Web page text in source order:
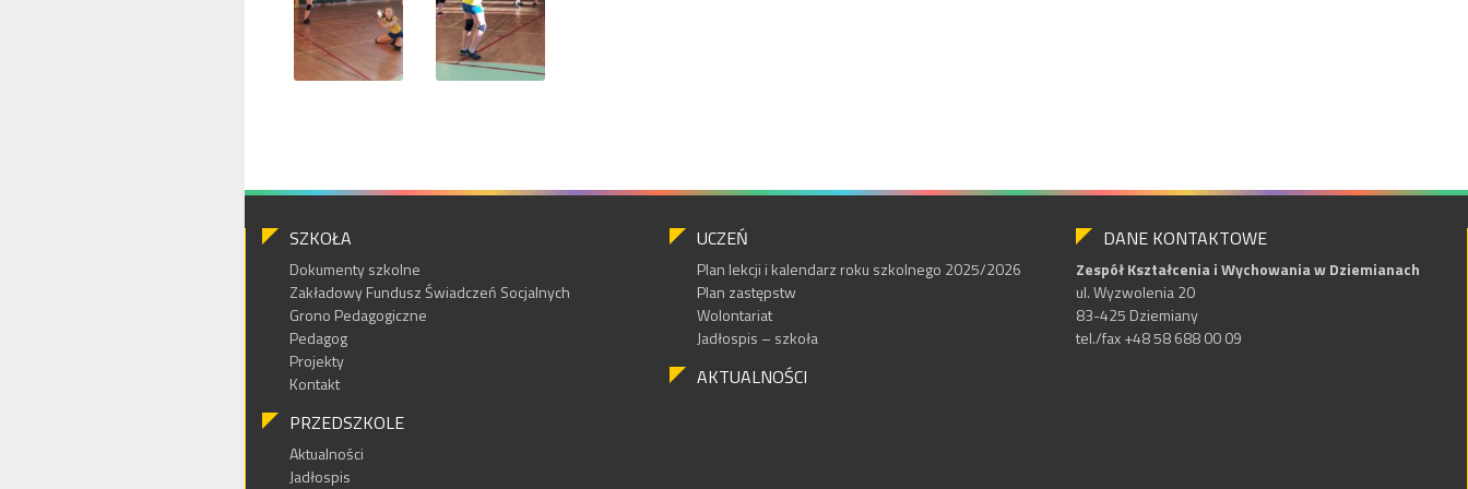
SZKOŁA
Dokumenty szkolne
Zakładowy Fundusz Świadczeń Socjalnych
Grono Pedagogiczne
Pedagog
Projekty
Kontakt
PRZEDSZKOLE
Aktualności
Jadłospis
UCZEŃ
Plan lekcji i kalendarz roku szkolnego 2025/2026
Plan zastępstw
Wolontariat
Jadłospis – szkoła
AKTUALNOŚCI
DANE KONTAKTOWE
Zespół Kształcenia i Wychowania w Dziemianach
ul. Wyzwolenia 20
83-425 Dziemiany
tel./fax +48 58 688 00 09